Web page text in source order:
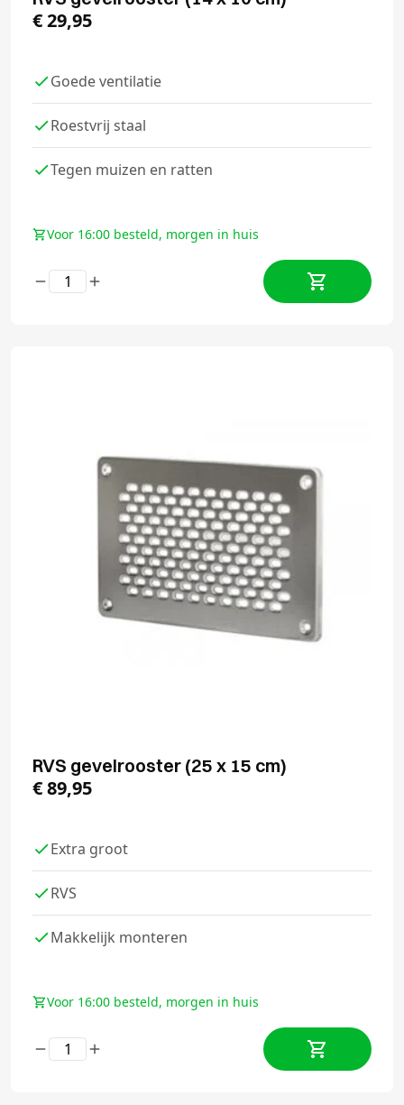
€29,95
Goede ventilatie
Roestvrij staal
Tegen muizen en ratten
Voor 16:00 besteld, morgen in huis
RVS gevelrooster (25 x 15 cm)
€89,95
Extra groot
RVS
Makkelijk monteren
Voor 16:00 besteld, morgen in huis